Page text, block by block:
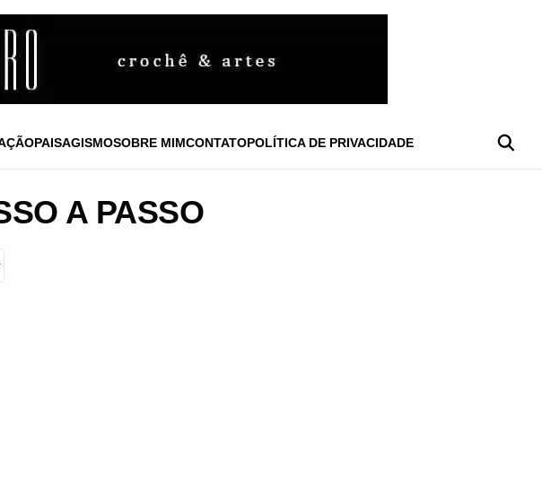
PAISAGISMOSOBRE MIMCONTATOPOLÍTICA DE PRIVACIDADE
A PASSO